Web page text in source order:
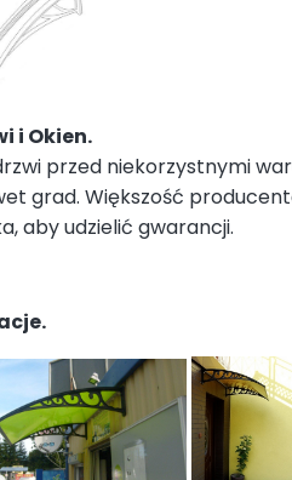
i Okien.
przed niekorzystnymi
grad. Większość
aby udzielić gwarancji.